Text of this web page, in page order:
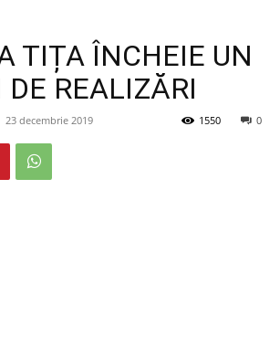
TIȚA ÎNCHEIE UN
REALIZĂRI
23 decembrie 2019 0
1550